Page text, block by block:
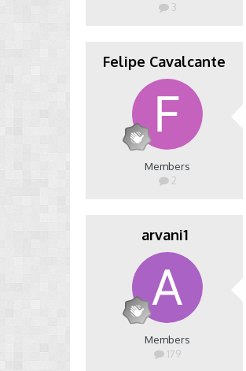
3
Felipe Cavalcante
Members
2
arvani1
Members
179